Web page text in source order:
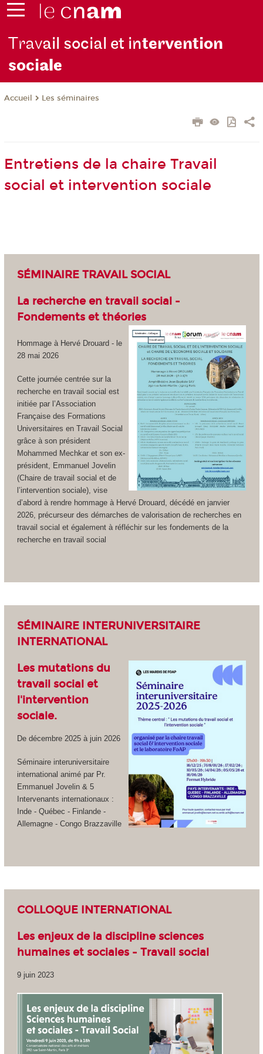
Travail social et intervention
sociale
Accueil Les séminaires
Entretiens de la chaire Travail
social et intervention sociale
SÉMINAIRE TRAVAIL SOCIAL
La recherche en travail social -
Fondements et théories
Hommage à Hervé Drouard - le
28 mai 2026
Cette journée centrée sur la
recherche en travail social est
initiée par l’Association
Française des Formations
Universitaires en Travail Social
grâce à son président
Mohammed Mechkar et son ex-
président, Emmanuel Jovelin
(Chaire de travail social et de
l’intervention sociale), vise
d’abord à rendre hommage à Hervé Drouard, décédé en janvier
2026, précurseur des démarches de valorisation de recherches en
travail social et également à réfléchir sur les fondements de la
recherche en travail social
SÉMINAIRE INTERUNIVERSITAIRE
INTERNATIONAL
Les mutations du
travail social et
l'intervention
sociale.
De décembre 2025 à juin 2026
Séminaire interuniversitaire
international animé par Pr.
Emmanuel Jovelin & 5
Intervenants internationaux :
Inde - Québec - Finlande -
Allemagne - Congo Brazzaville
COLLOQUE INTERNATIONAL
Les enjeux de la discipline sciences
humaines et sociales - Travail social
9 juin 2023